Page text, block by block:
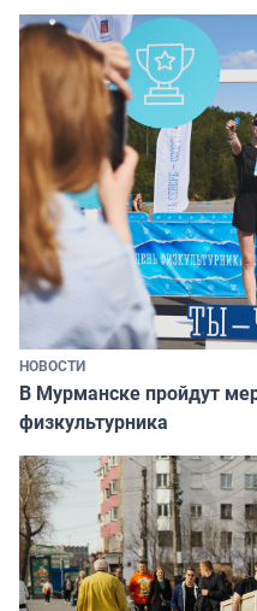
НОВОСТИ
В Мурманске пройдут
физкультурника